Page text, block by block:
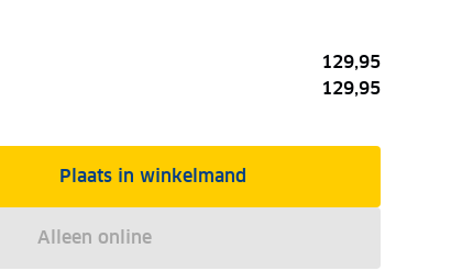
129,95
129,95
Plaats in winkelmand
Alleen online